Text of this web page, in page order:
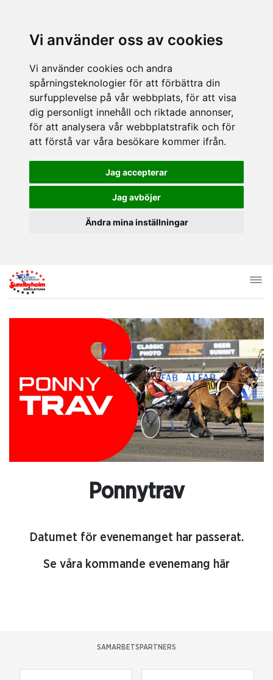
Vi använder oss av cookies
Vi använder cookies och andra
spårningsteknologier för att förbättra din
surfupplevelse på vår webbplats, för att visa
dig personligt innehåll och riktade annonser,
för att analysera vår webbplatstrafik och för
att förstå var våra besökare kommer ifrån.
Jag accepterar
Jag avböjer
Ändra mina inställningar
Ponnytrav
Datumet för evenemanget har passerat.
Se våra kommande evenemang här
SAMARBETSPARTNERS